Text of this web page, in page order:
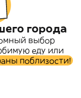
города
выбор
еду или
поблизости!